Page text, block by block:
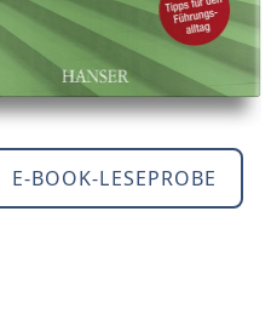
E-BOOK-LESEPROBE